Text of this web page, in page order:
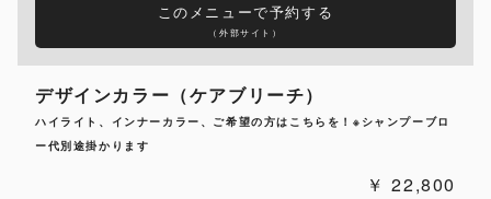
このメニューで予約する
（外部サイト）
デザインカラー（ケアブリーチ）
ハイライト、インナーカラー、ご希望の方はこちらを！※シャンプーブロ
ー代別途掛かります
22,800